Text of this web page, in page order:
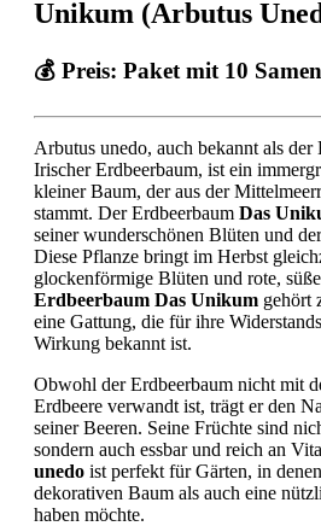
Unikum (Arbutus
💰 Preis: Paket mit 10 Samen
Arbutus unedo, auch bekannt als der
Irischer Erdbeerbaum, ist ein
kleiner Baum, der aus der
stammt. Der Erdbeerbaum Das
seiner wunderschönen Blüten und
Diese Pflanze bringt im Herbst
glockenförmige Blüten und rote,
Erdbeerbaum Das Unikum gehört
eine Gattung, die für ihre
Wirkung bekannt ist.
Obwohl der Erdbeerbaum nicht mit
Erdbeere verwandt ist, trägt er den
seiner Beeren. Seine Früchte sind
sondern auch essbar und reich an
unedo ist perfekt für Gärten, in
dekorativen Baum als auch eine
haben möchte.